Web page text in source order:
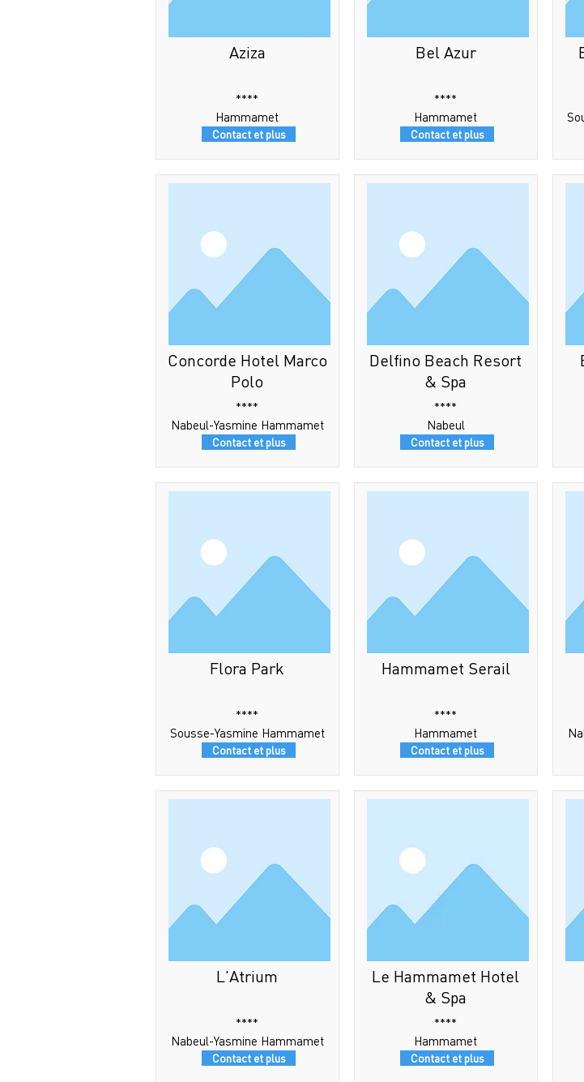
Aziza
****
Hammamet
Contact et plus
Concorde Hotel Marco
Polo
****
Nabeul-Yasmine Hammamet
Contact et plus
Flora Park
****
Sousse-Yasmine Hammamet
Contact et plus
L'Atrium
****
Nabeul-Yasmine Hammamet
Contact et plus
Bel Azur
****
Hammamet
Contact et plus
Delfino Beach Resort
& Spa
****
Nabeul
Contact et plus
Hammamet Serail
****
Hammamet
Contact et plus
Le Hammamet Hotel
& Spa
****
Hammamet
Contact et plus